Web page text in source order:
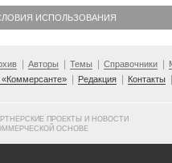
ИСПОЛЬЗОВАНИЯ
Авторы Темы Справочники
Редакция Контакты
ПРОЕКТЫ И НОВОСТИ
ОСНОВЕ